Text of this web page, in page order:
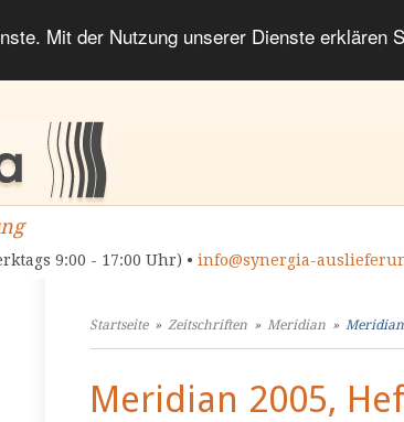
Mit der Nutzung unserer Dienste erklären
9:00 - 17:00 Uhr) • info@synergia-
Startseite» Zeitschriften » Meridian » Meridian
Meridian 2005,